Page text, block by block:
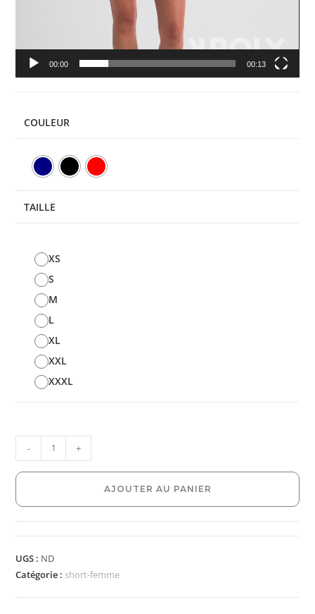
00:00 00:13
COULEUR
TAILLE
XS
S
M
L
XL
XXL
XXXL
- +
AJOUTER AU PANIER
UGS : ND
Catégorie : short-femme